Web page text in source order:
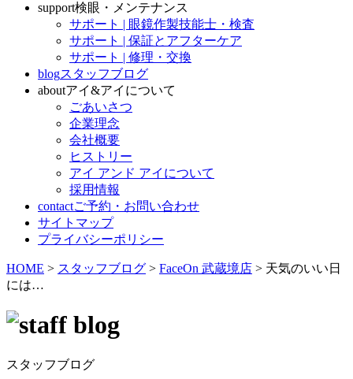
support検眼・メンテナンス
サポート | 眼鏡作製技能士・検査
サポート | 保証とアフターケア
サポート | 修理・交換
blogスタッフブログ
aboutアイ&アイについて
ごあいさつ
企業理念
会社概要
ヒストリー
アイ アンド アイについて
採用情報
contactご予約・お問い合わせ
サイトマップ
プライバシーポリシー
HOME > スタッフブログ > FaceOn 武蔵境店 > 天気のいい日
には…
スタッフブログ